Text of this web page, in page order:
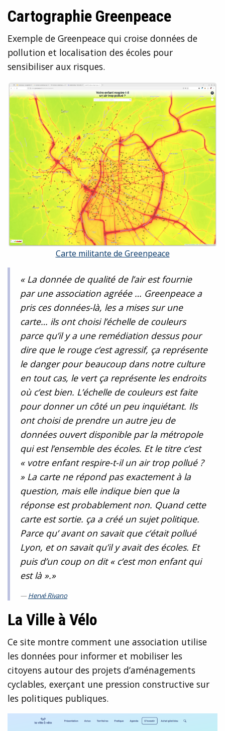
Cartographie Greenpeace
Exemple de Greenpeace qui croise données de
pollution et localisation des écoles pour
sensibiliser aux risques.
Carte militante de Greenpeace
« La donnée de qualité de l’air est fournie
par une association agréée … Greenpeace a
pris ces données-là, les a mises sur une
carte… ils ont choisi l’échelle de couleurs
parce qu’il y a une remédiation dessus pour
dire que le rouge c’est agressif, ça représente
le danger pour beaucoup dans notre culture
en tout cas, le vert ça représente les endroits
où c’est bien. L’échelle de couleurs est faite
pour donner un côté un peu inquiétant. Ils
ont choisi de prendre un autre jeu de
données ouvert disponible par la métropole
qui est l’ensemble des écoles. Et le titre c’est
« votre enfant respire-t-il un air trop pollué ?
» La carte ne répond pas exactement à la
question, mais elle indique bien que la
réponse est probablement non. Quand cette
carte est sortie. ça a créé un sujet politique.
Parce qu’ avant on savait que c’était pollué
Lyon, et on savait qu’il y avait des écoles. Et
puis d’un coup on dit « c’est mon enfant qui
est là ».»
Hervé Rivano
La Ville à Vélo
Ce site montre comment une association utilise
les données pour informer et mobiliser les
citoyens autour des projets d’aménagements
cyclables, exerçant une pression constructive sur
les politiques publiques.